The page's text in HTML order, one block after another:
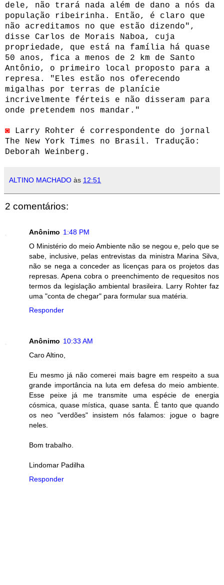
dele, não trará nada além de dano a nós da
população ribeirinha. Então, é claro que
não acreditamos no que estão dizendo",
disse Carlos de Morais Naboa, cuja
propriedade, que está na família há quase
50 anos, fica a menos de 2 km de Santo
Antônio, o primeiro local proposto para a
represa. "Eles estão nos oferecendo
migalhas por terras de planície
incrivelmente férteis e não disseram para
onde pretendem nos mandar."
◙ Larry Rohter é correspondente do jornal
The New York Times no Brasil. Tradução:
Deborah Weinberg.
ALTINO MACHADO às 12:51
2 comentários:
Anônimo 1:48 PM
O Ministério do meio Ambiente não se negou e, pelo que se
sabe, inclusive, pelas entrevistas da ministra Marina Silva,
não se nega a conceder as licenças para os projetos das
represas. Apena cobra o preenchimento de requesitos nos
termos da legislação ambiental brasileira. Larry Rohter faz
uma "conta de chegar" para formular sua matéria.
Responder
Anônimo 10:33 AM
Caro Altino,
Eu mesmo já não comerei mais bagre em respeito a sua
grande importância na luta em defesa do meio ambiente.
Esse peixe já me transmite uma espécie de energia
cósmica, quase mística, quase santa. É tanto que quando
os neo "verdões" insistem nós falamos: jogue o bagre
neles.
Bom trabalho.
Lindomar Padilha
Responder